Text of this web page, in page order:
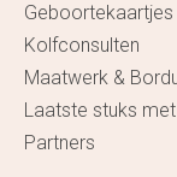
Kolfconsulten
Maatwerk &
Laatste stuks met
Partners